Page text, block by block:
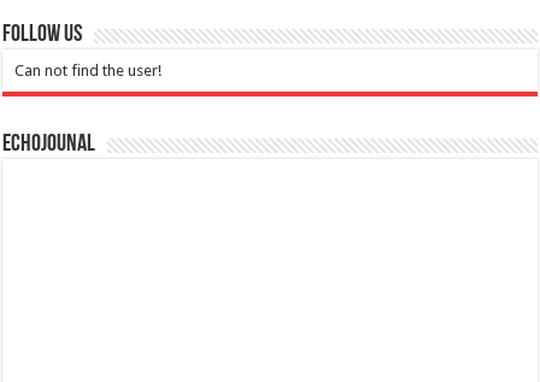
Follow Us
Can not find the user!
Echojounal